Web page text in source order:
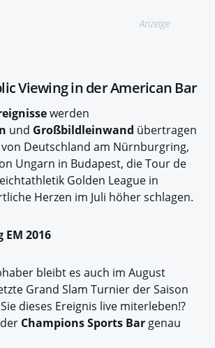
Anzeige
Viewing in der American Bar
werden
und Großbildleinwand übertragen
Deutschland am Nürnburgring,
Ungarn in Budapest, die Tour de
Golden League in
Herzen im Juli höher schlagen.
2016
bleibt es auch im August
Grand Slam Turnier der Saison
dieses Ereignis live miterleben!?
Champions Sports Bar genau